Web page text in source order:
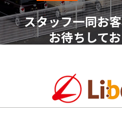
スタッフ一同お
お待ちして